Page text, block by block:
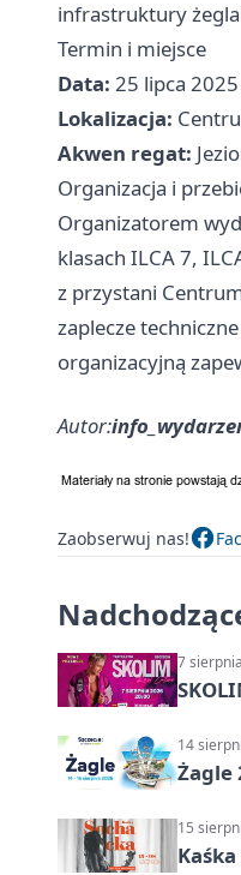
infrastruktury
Termin i miejsce
Data: 25 lipca
Lokalizacja:
Akwen regat:
Organizacja i
Organizatorem
klasach ILCA 7,
z przystani
zaplecze
organizacyjną
Autor:
Zaobserwuj nas!
7
14
Żagle
15